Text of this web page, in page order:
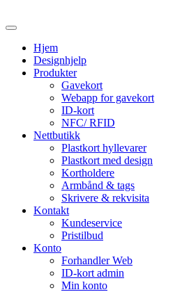
to
contentHjem
Designhjelp
Produkter
Gavekort
Webapp for gavekort
ID-kort
NFC/ RFID
Nettbutikk
Plastkort hyllevarer
Plastkort med design
Kortholdere
Armbånd & tags
Skrivere & rekvisita
Kontakt
Kundeservice
Pristilbud
Konto
Forhandler Web
ID-kort admin
Min konto